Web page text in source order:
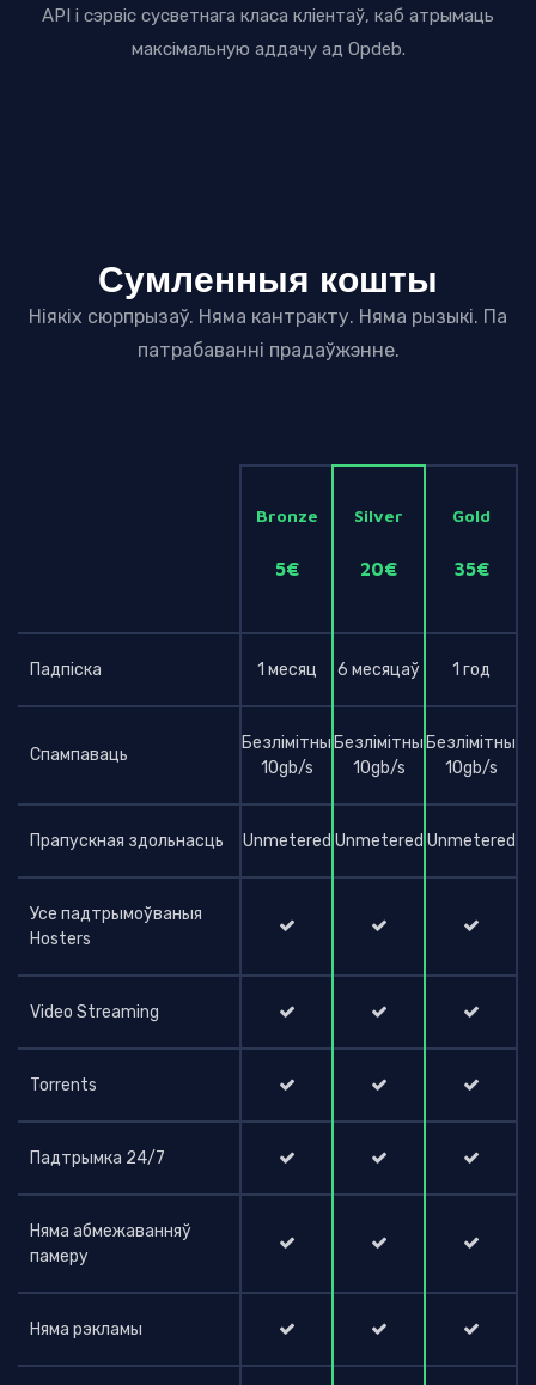
API і сэрвіс сусветнага класа кліентаў, каб атрымаць
максімальную аддачу ад Opdeb.
Сумленныя кошты
Ніякіх сюрпрызаў. Няма кантракту. Няма рызыкі. Па
патрабаванні прадаўжэнне.
Bronze
5€
Silver
20€
Gold
35€
Падпіска 1 месяц 6 месяцаў 1 год
Спампаваць
Безлімітны
10gb/s
Безлімітны
10gb/s
Безлімітны
10gb/s
Прапускная здольнасць Unmetered Unmetered Unmetered
Усе падтрымоўваныя
Hosters
Video Streaming
Torrents
Падтрымка 24/7
Няма абмежаванняў
памеру
Няма рэкламы